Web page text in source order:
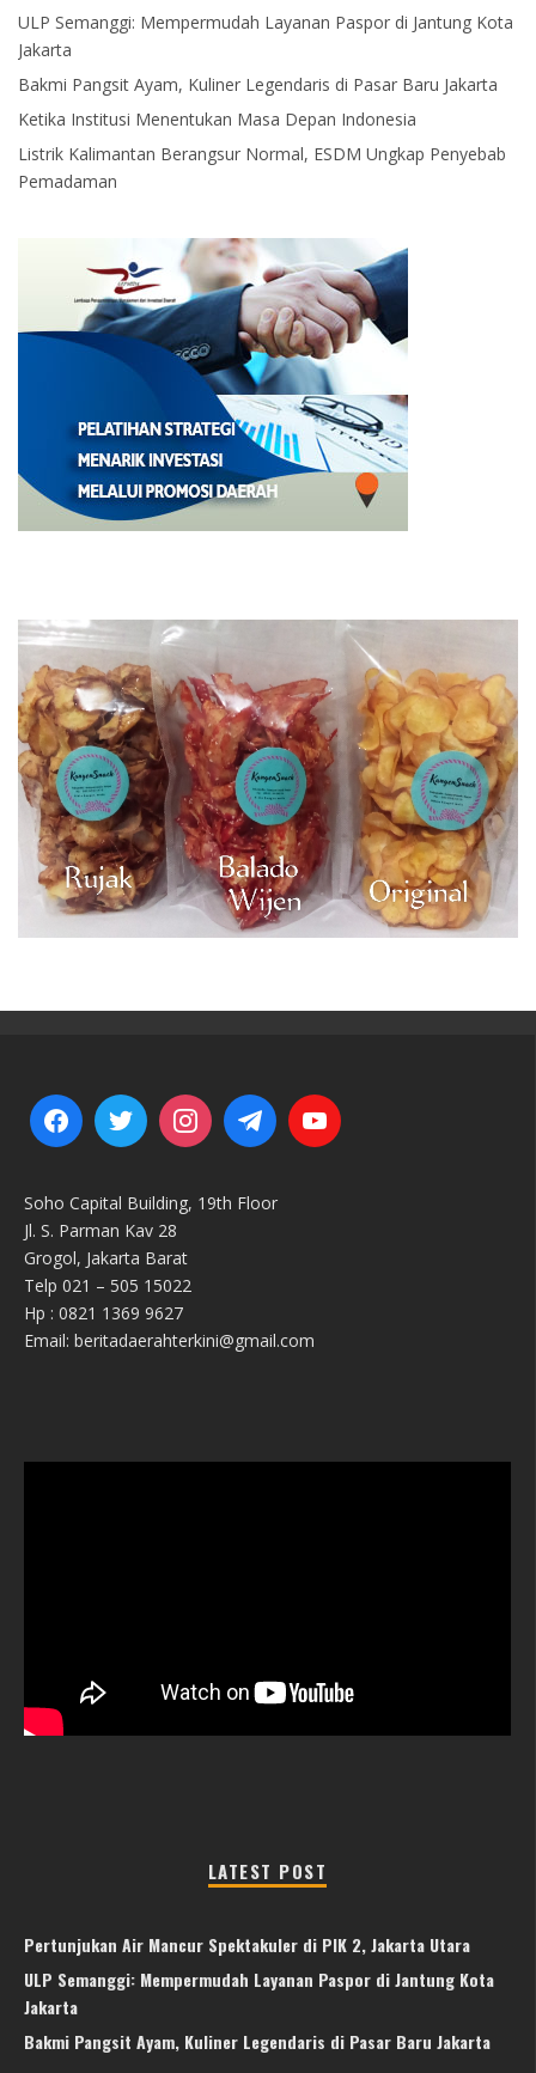
ULP Semanggi: Mempermudah Layanan Paspor di Jantung Kota
Jakarta
Bakmi Pangsit Ayam, Kuliner Legendaris di Pasar Baru Jakarta
Ketika Institusi Menentukan Masa Depan Indonesia
Listrik Kalimantan Berangsur Normal, ESDM Ungkap Penyebab
Pemadaman
Soho Capital Building, 19th Floor
Jl. S. Parman Kav 28
Grogol, Jakarta Barat
Telp 021 – 505 15022
Hp : 0821 1369 9627
Email: beritadaerahterkini@gmail.com
LATEST POST
Pertunjukan Air Mancur Spektakuler di PIK 2, Jakarta Utara
ULP Semanggi: Mempermudah Layanan Paspor di Jantung Kota
Jakarta
Bakmi Pangsit Ayam, Kuliner Legendaris di Pasar Baru Jakarta